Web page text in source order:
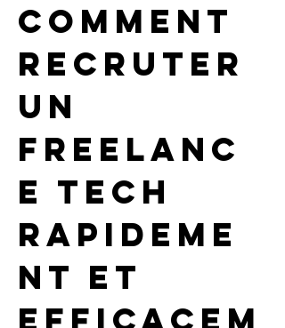
Comment
recruter
un
freelanc
e tech
rapideme
nt et